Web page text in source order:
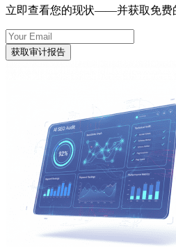
立即查看您的现状——并获取免费
获取审计报告